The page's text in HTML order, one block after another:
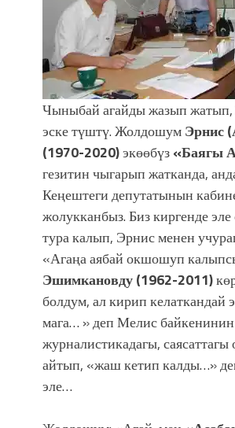
Чыныбай агайды жазып жатып,
эске түштү. ЖолдошумЭрнис
(1970-2020)экөөбүз«Баягы
гезитин чыгарып жатканда,
Кеңештеги депутатынын
жолукканбыз. Биз киргенде
тура калып, Эрнис менен
«Агаңа аябай окшошуп
Эшимкановду (1962-2011)
болдум, ал кирип келаткандай
мага… » деп Мелис байкенинин
журналистикадагы, саясаттагы
айтып, «жаш кетип калды…»
эле…